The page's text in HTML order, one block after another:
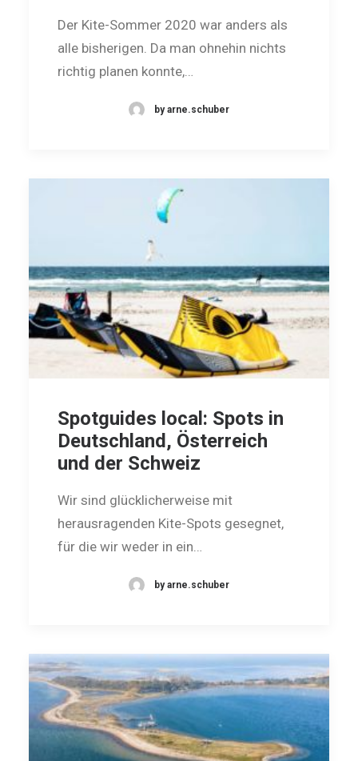
Der Kite-Sommer 2020 war anders als
alle bisherigen. Da man ohnehin nichts
richtig planen konnte,…
by arne.schuber
Spotguides local: Spots in
Deutschland, Österreich
und der Schweiz
Wir sind glücklicherweise mit
herausragenden Kite-Spots geseg­net,
für die wir weder in ein…
by arne.schuber